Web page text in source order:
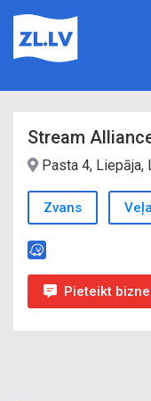
Stream
Pasta 4, Liepāja,
Zvans
Pieteikt